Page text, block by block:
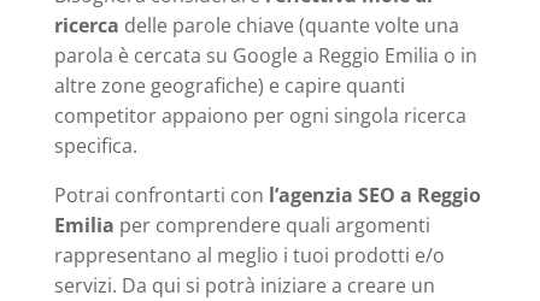
ricerca delle parole chiave (quante volte una
parola è cercata su Google a Reggio Emilia o in
altre zone geografiche) e capire quanti
competitor appaiono per ogni singola ricerca
specifica.
Potrai confrontarti con l’agenzia SEO a Reggio
Emilia per comprendere quali argomenti
rappresentano al meglio i tuoi prodotti e/o
servizi. Da qui si potrà iniziare a creare un